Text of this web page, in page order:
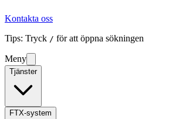
Kontakta oss
Tips: Tryck / för att öppna sökningen
Meny
Tjänster
FTX-system